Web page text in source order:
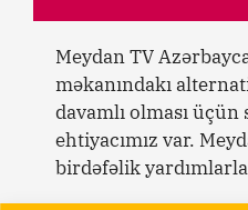
Meydan TV
məkanındakı
davamlı olması
ehtiyacımız var.
birdəfəlik